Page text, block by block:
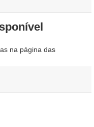
na página das